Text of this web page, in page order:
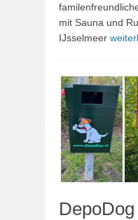
mit Sauna und
IJsselmeer
DepoDog